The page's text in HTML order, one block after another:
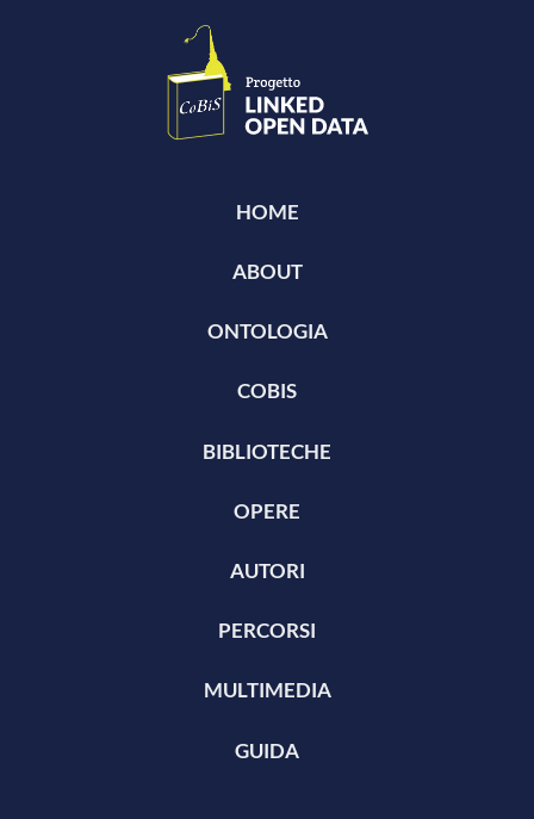
HOME
ABOUT
ONTOLOGIA
COBIS
BIBLIOTECHE
OPERE
AUTORI
PERCORSI
MULTIMEDIA
GUIDA